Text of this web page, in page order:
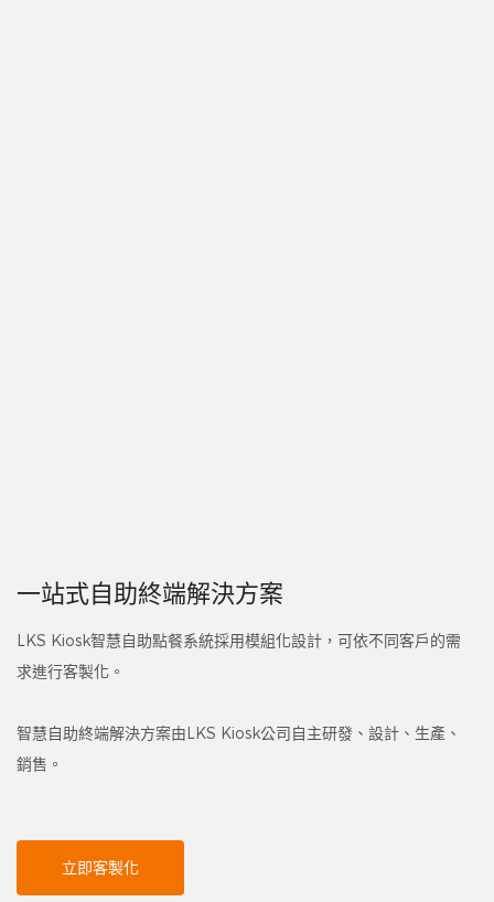
一站式自助終端解決方案
LKS Kiosk智慧自助點餐系統採用模組化設計，可依不同客戶的需
求進行客製化。
智慧自助終端解決方案由LKS Kiosk公司自主研發、設計、生產、
銷售。
立即客製化